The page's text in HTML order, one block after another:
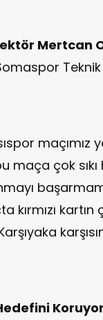
Mertcan
maçımız
çok sıkı
kırmızı
Koruyor